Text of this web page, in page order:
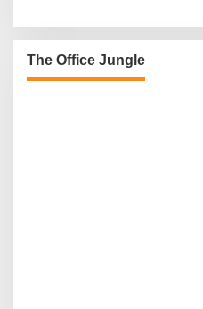
The Office Jungle